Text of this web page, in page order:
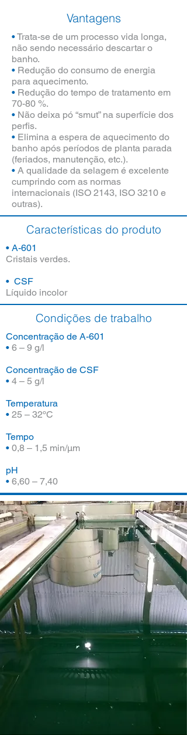
Vantagens
•Trata-se de um processo vida longa,
não sendo necessário descartar o
banho.
• Redução do consumo de energia
para aquecimento.
• Redução do tempo de tratamento em
70-80 %.
• Não deixa pó “smut” na superfície dos
perfis.
• Elimina a espera de aquecimento do
banho após períodos de planta parada
(feriados, manutenção, etc.).
• A qualidade da selagem é excelente
cumprindo com as normas
internacionais (ISO 2143, ISO 3210 e
outras).
Características do produto
• A-601
Cristais verdes.
• CSF
Líquido incolor
Condições de trabalho
Concentração de A-601
• 6 – 9 g/l
Concentração de CSF
• 4 – 5 g/l
Temperatura
• 25 – 32ºC
Tempo
• 0,8 – 1,5 min/µm
pH
• 6,60 – 7,40